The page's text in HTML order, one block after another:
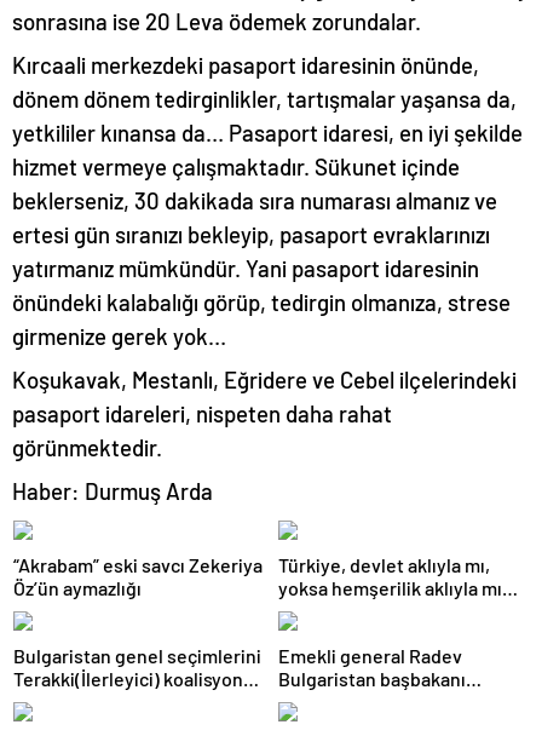
sonrasına ise 20 Leva ödemek zorundalar.
Kırcaali merkezdeki pasaport idaresinin önünde,
dönem dönem tedirginlikler, tartışmalar yaşansa da,
yetkililer kınansa da… Pasaport idaresi, en iyi şekilde
hizmet vermeye çalışmaktadır. Sükunet içinde
beklerseniz, 30 dakikada sıra numarası almanız ve
ertesi gün sıranızı bekleyip, pasaport evraklarınızı
yatırmanız mümkündür. Yani pasaport idaresinin
önündeki kalabalığı görüp, tedirgin olmanıza, strese
girmenize gerek yok…
Koşukavak, Mestanlı, Eğridere ve Cebel ilçelerindeki
pasaport idareleri, nispeten daha rahat
görünmektedir.
Haber: Durmuş Arda
“Akrabam” eski savcı Zekeriya
Öz’ün aymazlığı
Türkiye, devlet aklıyla mı,
yoksa hemşerilik aklıyla mı
yönetiliyor?
Bulgaristan genel seçimlerini
Terakki(İlerleyici) koalisyonu
kazandı
Emekli general Radev
Bulgaristan başbakanı
olabilecek mi?